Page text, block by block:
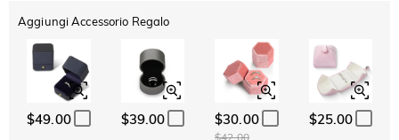
Aggiungi Accessorio Regalo
$49.00 $39.00 $30.00
$42.00
$25.00